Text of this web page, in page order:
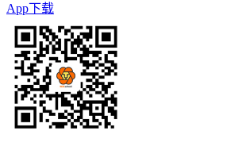
App下载